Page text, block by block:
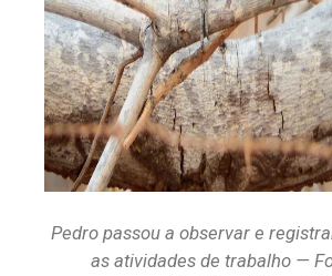
Pedro passou a observar e
as atividades de trabalho —